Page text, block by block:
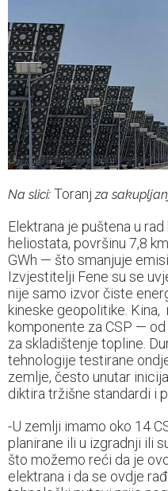
Na slici: Toranj za
Elektrana je puštena u
heliostata, površinu 7,8
GWh — što smanjuje
Izvjestitelji Fene su se
nije samo izvor čiste
kineske geopolitike.
komponente za CSP —
za skladištenje topline.
tehnologije testirane
zemlje, često unutar
diktira tržišne standardi i
-U zemlji imamo oko 14
planirane ili u izgradnji ili
što možemo reći da je
elektrana i da se ovdje